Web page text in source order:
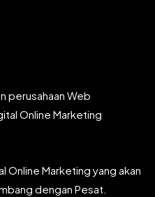
perusahaan Web
Online Marketing
Online Marketing yang akan
dengan Pesat.